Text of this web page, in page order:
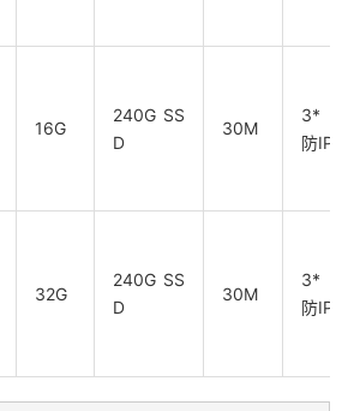
16G
240G SS
D
30M
3*
防IP
32G
240G SS
D
30M
3*
防IP